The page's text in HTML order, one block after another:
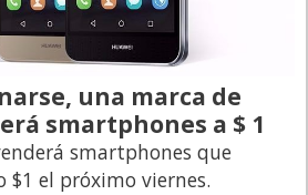
una marca de
smartphones a $ 1
smartphones que
$1 el próximo viernes.